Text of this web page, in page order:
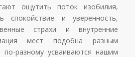
ощутить поток изобилия,
спокойствие и уверенность,
страхи и внутренние
мест подобна разным
по-разному усваиваются нашим